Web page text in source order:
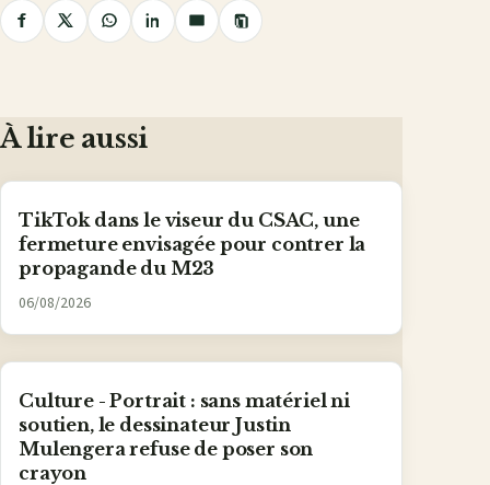
PartagerPartagerPartagerPartagerPartager
Copier
le
À lire aussi
TikTok dans le viseur du CSAC, une
fermeture envisagée pour contrer la
propagande du M23
06/08/2026
Culture - Portrait : sans matériel ni
soutien, le dessinateur Justin
Mulengera refuse de poser son
crayon